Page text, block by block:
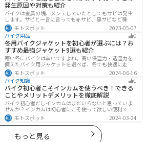
発生原因や対策も紹介
バイクは金属の塊、メンテしていたとしてもサビは発生
します。サビと一言に言っても赤サビ、黒サビなど種類
があります。サビごとに有効なサビ落とし剤は違うの
で、正しいサビ落とし剤を使う必要があります。この記
事ではサビの種類から対処法、オススメのサビ取り剤を
まとめました。
モトスポット
2023-05-07
バイク用品
0
冬用バイクジャケットを初心者が選ぶには？お
すすめ最強ジャケット9選も紹介
寒い冬にバイクは辛いですよね。高い保温力・透湿力を
備えたバイク用ジャケットを選べば、冬でも快適に走る
ことができます！さらに電熱ジャケットであれば、どん
な過酷な環境でも全く寒さを感じずバイクに乗れます。
正しい装備を揃えて今年の冬も乗り切りましょう！
モトスポット
2024-06-16
バイク知識
1
バイク初心者こそインカムを使うべき！できる
ことやメリットデメリットを徹底解説
バイク初心者だしインカムはまだいらないと思っていま
せんか？インカムは初心者にこそ使って欲しい便利で安
全に運転するための機器です。インカムでできることや
メリットデメリットなどまとめましたので、気になって
いる人はぜひ参考にしてください。
モトスポット 2024-03-24
もっと見る